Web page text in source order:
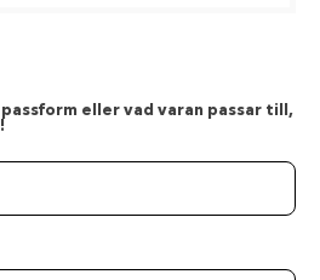
eller vad varan passar till,